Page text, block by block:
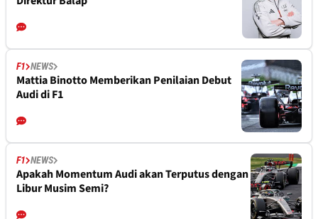
F1 NEWS
Mattia Binotto Memberikan Penilaian Debut
Audi di F1
F1 NEWS
Apakah Momentum Audi akan Terputus dengan
Libur Musim Semi?